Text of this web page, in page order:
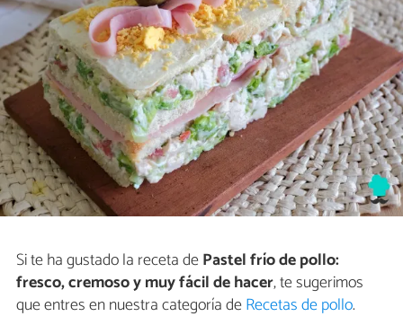
Si te ha gustado la receta dePastel frío de pollo:
fresco, cremoso y muy fácil de hacer, te sugerimos
que entres en nuestra categoría deRecetas de pollo.